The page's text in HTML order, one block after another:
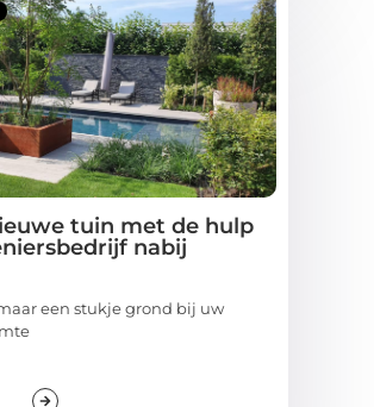
tuin met de hulp
nabij
een stukje grond bij uw